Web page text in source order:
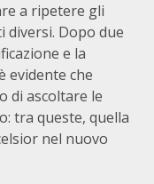
a ripetere gli
Dopo due
e la
evidente che
di ascoltare le
tra queste, quella
nel nuovo